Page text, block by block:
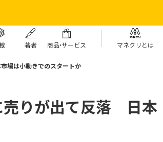
著者 商品・サービス マネクリとは
場は小動きでのスタートか
売りが出て反落 日本